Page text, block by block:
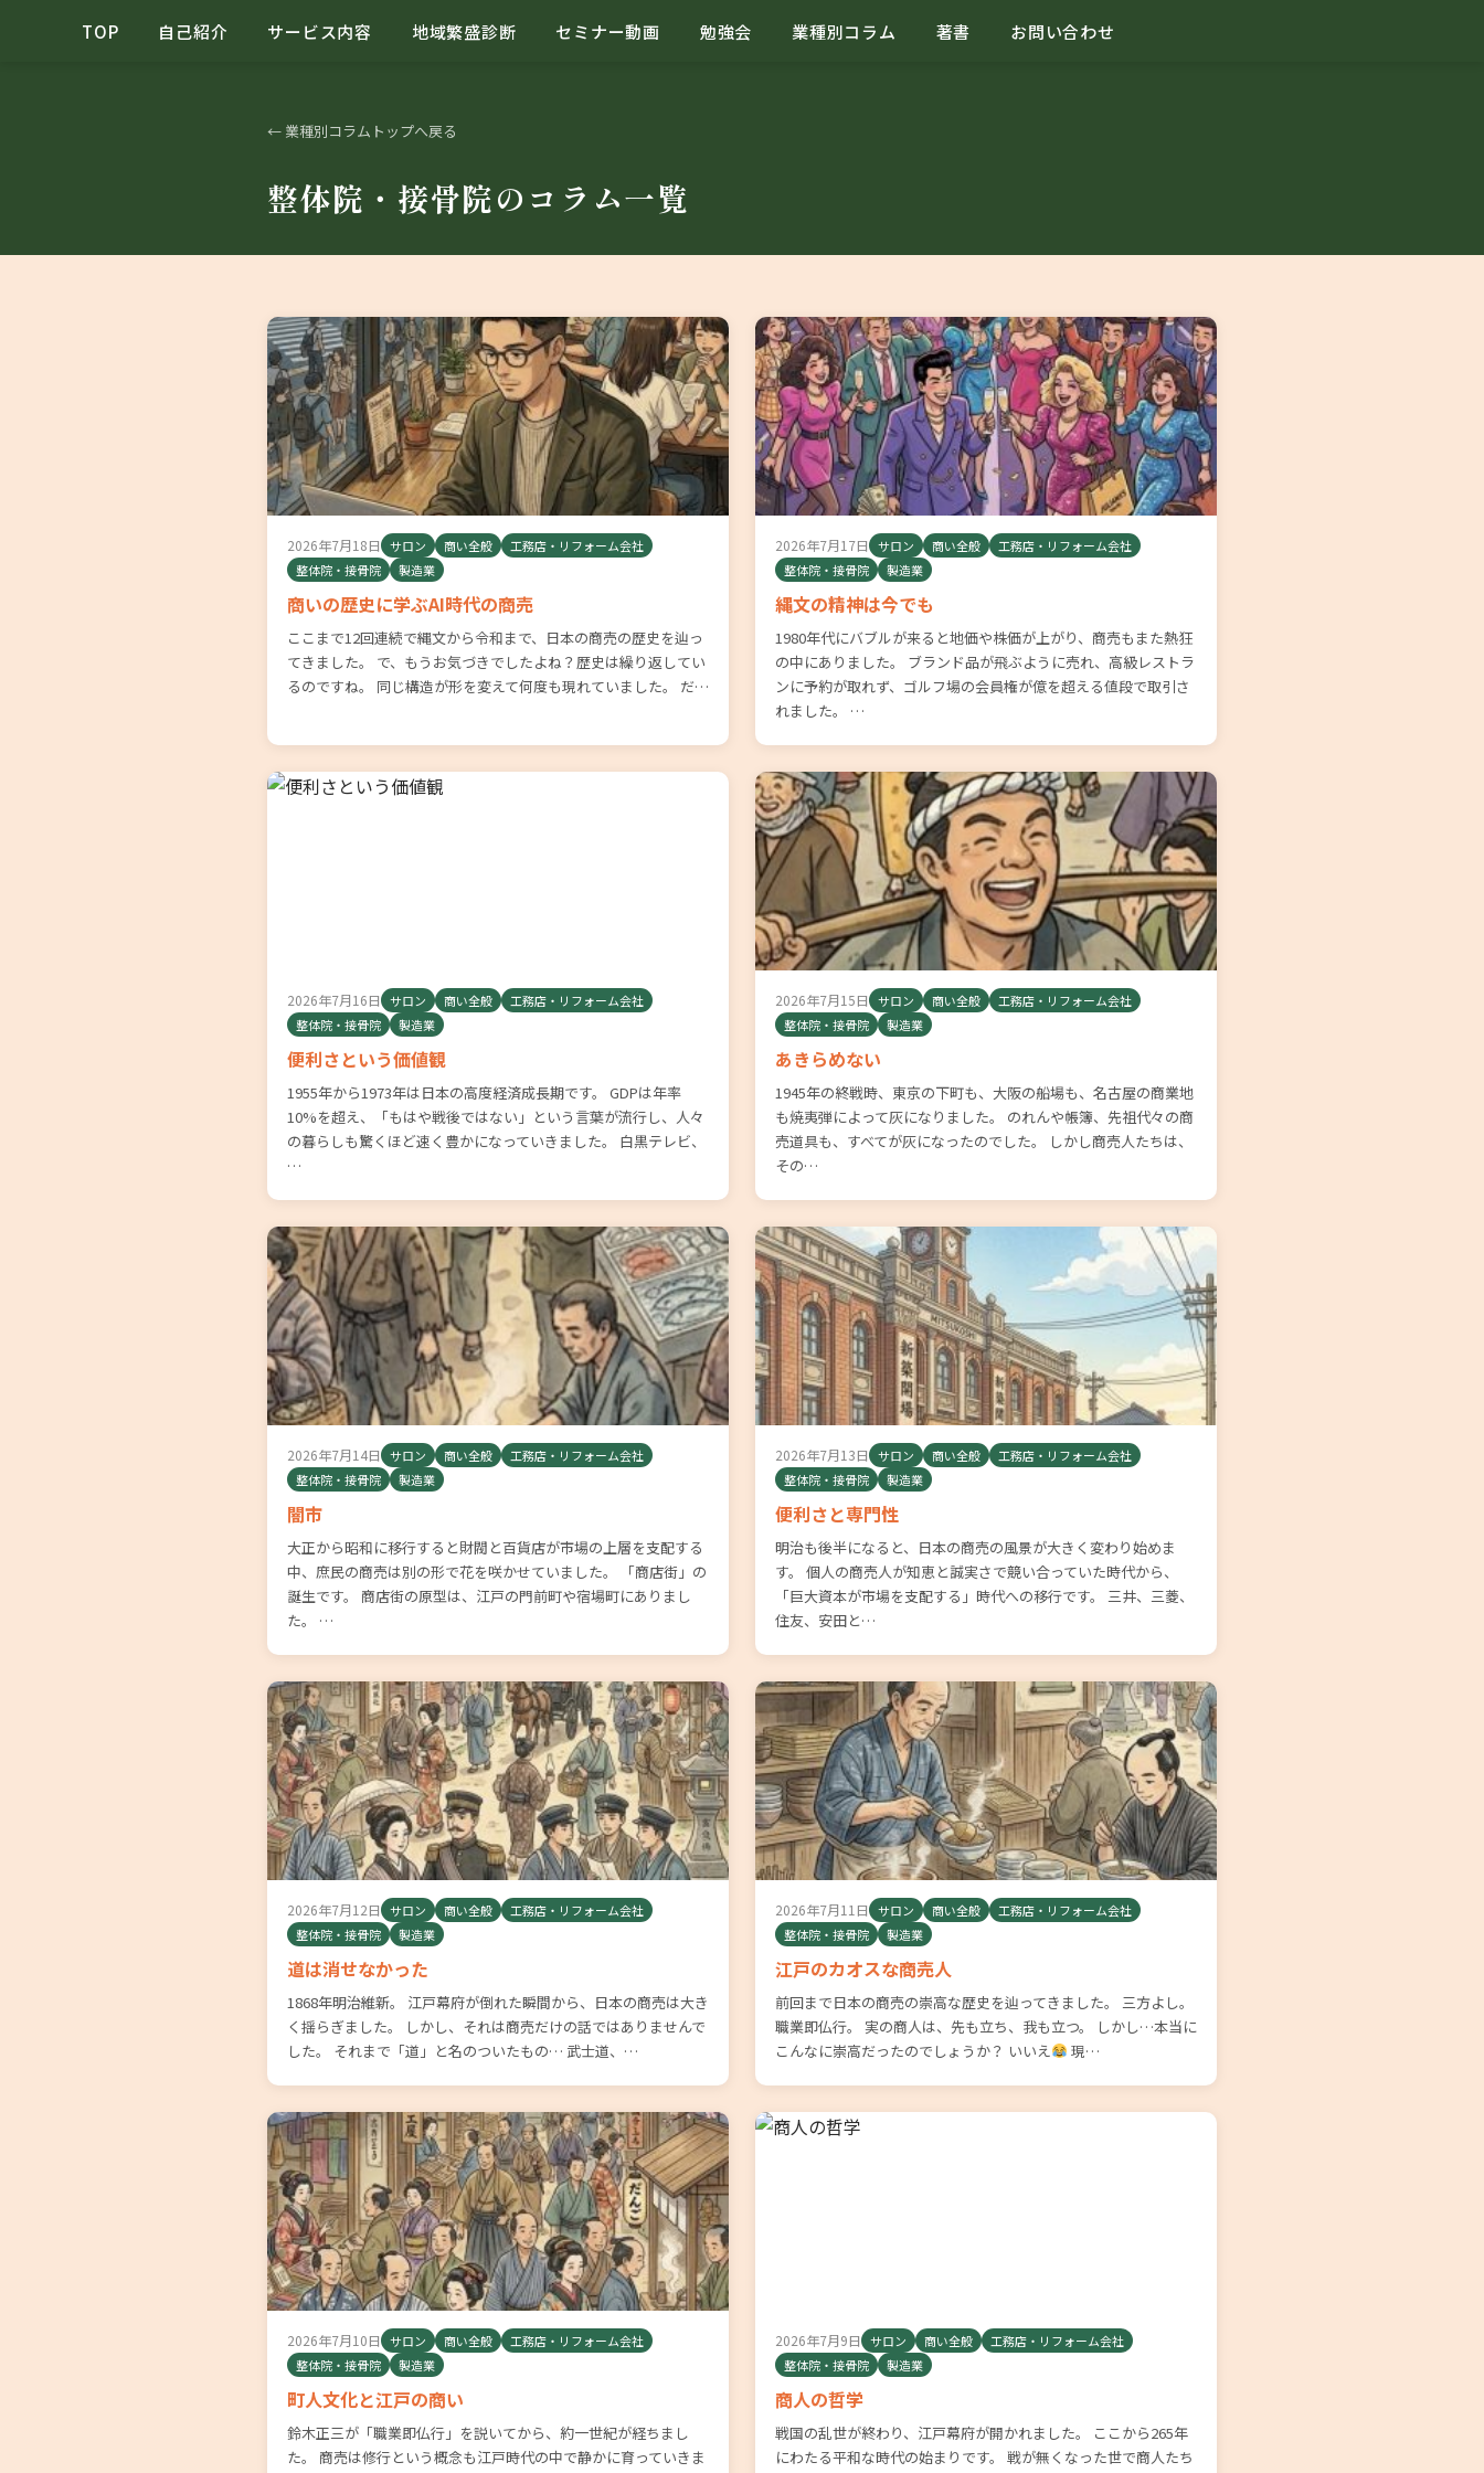
TOP 自己紹介 サービス内容 地域繁盛診断 セミナー動画 勉強会 業種別コラム 著書 お問い合わせ
← 業種別コラムトップへ戻る
整体院・接骨院のコラム一覧
2026年7月18日 サロン 商い全般
工務店・リフォーム会社
整体院・接骨院
製造業
商いの歴史に学ぶAI時代の商売
ここまで12回連続で縄文から令和まで、日本の商売の歴史を辿っ
てきました。 で、もうお気づきでしたよね？歴史は繰り返してい
るのですね。 同じ構造が形を変えて何度も現れていました。 だ…
2026年7月17日 サロン 商い全般
工務店・リフォーム会社
整体院・接骨院
製造業
縄文の精神は今でも
1980年代にバブルが来ると地価や株価が上がり、商売もまた熱狂
の中にありました。 ブランド品が飛ぶように売れ、高級レストラ
ンに予約が取れず、ゴルフ場の会員権が億を超える値段で取引さ
れました。 …
2026年7月16日 サロン 商い全般
工務店・リフォーム会社
整体院・接骨院
製造業
便利さという価値観
1955年から1973年は日本の高度経済成長期です。 GDPは年率
10%を超え、「もはや戦後ではない」という言葉が流行し、人々
の暮らしも驚くほど速く豊かになっていきました。 白黒テレビ、
…
2026年7月15日 サロン 商い全般
工務店・リフォーム会社
整体院・接骨院
製造業
あきらめない
1945年の終戦時、東京の下町も、大阪の船場も、名古屋の商業地
も焼夷弾によって灰になりました。 のれんや帳簿、先祖代々の商
売道具も、すべてが灰になったのでした。 しかし商売人たちは、
その…
2026年7月14日 サロン 商い全般
工務店・リフォーム会社
整体院・接骨院
製造業
闇市
大正から昭和に移行すると財閥と百貨店が市場の上層を支配する
中、庶民の商売は別の形で花を咲かせていました。 「商店街」の
誕生です。 商店街の原型は、江戸の門前町や宿場町にありまし
た。 …
2026年7月13日 サロン 商い全般
工務店・リフォーム会社
整体院・接骨院
製造業
便利さと専門性
明治も後半になると、日本の商売の風景が大きく変わり始めま
す。 個人の商売人が知恵と誠実さで競い合っていた時代から、
「巨大資本が市場を支配する」時代への移行です。 三井、三菱、
住友、安田と…
2026年7月12日 サロン 商い全般
工務店・リフォーム会社
整体院・接骨院
製造業
道は消せなかった
1868年明治維新。 江戸幕府が倒れた瞬間から、日本の商売は大き
く揺らぎました。 しかし、それは商売だけの話ではありませんで
した。 それまで「道」と名のついたもの… 武士道、…
2026年7月11日 サロン 商い全般
工務店・リフォーム会社
整体院・接骨院
製造業
江戸のカオスな商売人
前回まで日本の商売の崇高な歴史を辿ってきました。 三方よし。
職業即仏行。 実の商人は、先も立ち、我も立つ。 しかし…本当に
こんなに崇高だったのでしょうか？ いいえ
現…
2026年7月10日 サロン 商い全般
工務店・リフォーム会社
整体院・接骨院
製造業
町人文化と江戸の商い
鈴木正三が「職業即仏行」を説いてから、約一世紀が経ちまし
た。 商売は修行という概念も江戸時代の中で静かに育っていきま
2026年7月9日 サロン 商い全般
工務店・リフォーム会社
整体院・接骨院
製造業
商人の哲学
戦国の乱世が終わり、江戸幕府が開かれました。 ここから265年
にわたる平和な時代の始まりです。 戦が無くなった世で商人たち